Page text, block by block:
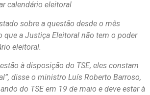
calendário eleitoral
sobre a questão desde o mês
que a Justiça Eleitoral não tem o poder
eleitoral.
à disposição do TSE, eles constam
disse o ministro Luís Roberto Barroso,
do TSE em 19 de maio e deve estar à